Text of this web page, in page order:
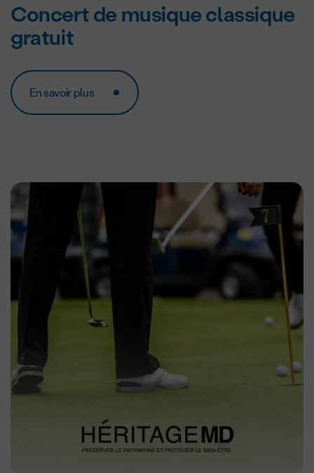
Concert de musique classique
gratuit
En savoir plus